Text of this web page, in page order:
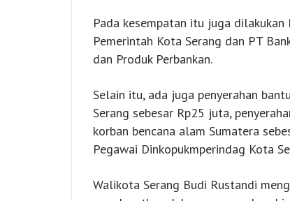
Pada kesempatan itu juga
Pemerintah Kota Serang dan PT
dan Produk Perbankan.
Selain itu, ada juga penyerahan
Serang sebesar Rp25 juta,
korban bencana alam Sumatera
Pegawai Dinkopukmperindag Kota
Walikota Serang Budi Rustandi